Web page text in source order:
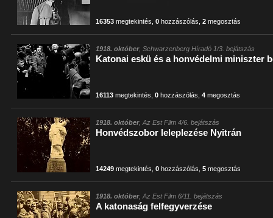
16353 megtekintés ,0 hozzászólás ,2 megosztás
1918. október, Schwarzenberg Híradó 1/3. bejátszás
Katonai eskü és a honvédelmi miniszter
16113 megtekintés ,0 hozzászólás ,4 megosztás
1918. október, Az Est Film 4/6. bejátszás
Honvédszobor leleplezése Nyitrán
14249 megtekintés ,0 hozzászólás ,5 megosztás
1918. október, Az Est Film 6/11. bejátszás
A katonaság felfegyverzése